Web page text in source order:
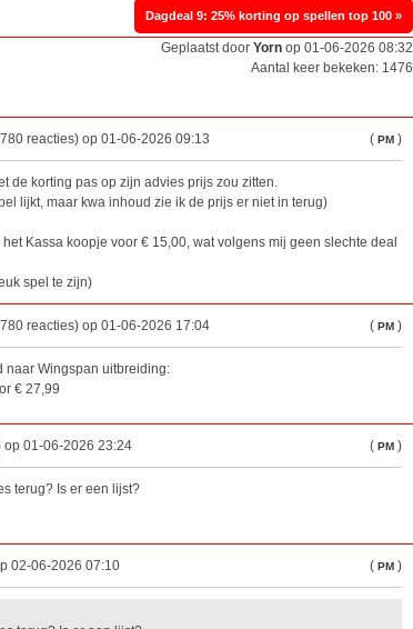
Dagdeal 9: 25% korting op spellen top 100 »
Geplaatst door Yorn op 01-06-2026 08:32
Aantal keer bekeken: 1476
reacties) op 01-06-2026 09:13 ( PM )
de korting pas op zijn advies prijs zou zitten.
lijkt, maar kwa inhoud zie ik de prijs er niet in terug)
het Kassa koopje voor € 15,00, wat volgens mij geen slechte deal
spel te zijn)
reacties) op 01-06-2026 17:04 ( PM )
naar Wingspan uitbreiding:
€ 27,99
op 01-06-2026 23:24 ( PM )
terug? Is er een lijst?
02-06-2026 07:10 ( PM )